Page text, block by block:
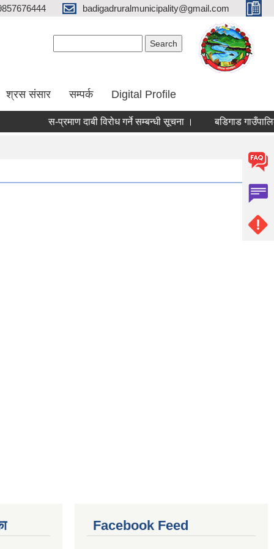
badigadruralmunicipality@gmail.com
श्रस संसार सम्पर्क Digital Profile
स-प्रमाण दाबी विरोध गर्ने सम्बन्धी सूचना । बडिगाड
Facebook Feed